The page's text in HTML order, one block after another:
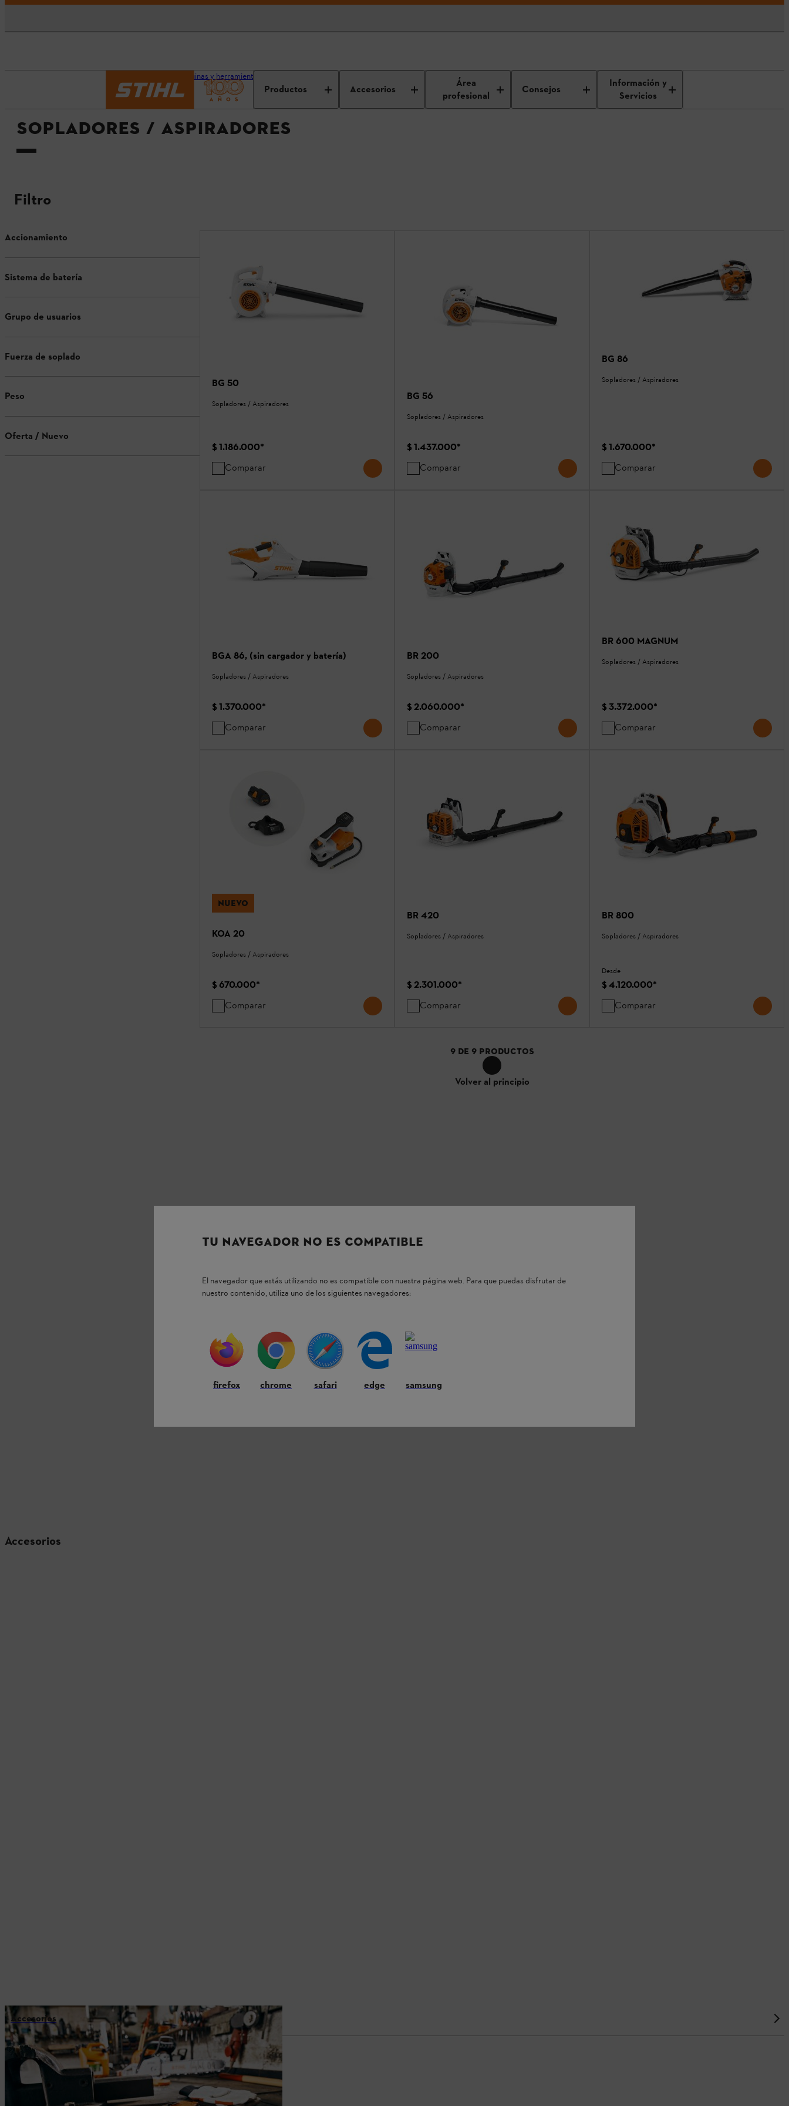
Productos Accesorios
Área
profesional
Consejos
Información y
Servicios
Máquinas y herramientas
SOPLADORES / ASPIRADORES
Filtro
Accionamiento
Sistema de batería
Grupo de usuarios
Fuerza de soplado
Peso
Oferta / Nuevo
BG 50
Sopladores / Aspiradores
$ 1.186.000*
Comparar
BG 56
Sopladores / Aspiradores
$ 1.437.000*
Comparar
BG 86
Sopladores / Aspiradores
$ 1.670.000*
Comparar
BGA 86, (sin cargador y batería)
Sopladores / Aspiradores
$ 1.370.000*
Comparar
BR 200
Sopladores / Aspiradores
$ 2.060.000*
Comparar
BR 600 MAGNUM
Sopladores / Aspiradores
$ 3.372.000*
Comparar
NUEVO
KOA 20
Sopladores / Aspiradores
$ 670.000*
Comparar
BR 420
Sopladores / Aspiradores
$ 2.301.000*
Comparar
BR 800
Sopladores / Aspiradores
Desde
$ 4.120.000*
Comparar
9 DE 9 PRODUCTOS
Volver al principio
Accesorios
Accesorios
TU NAVEGADOR NO ES COMPATIBLE
El navegador que estás utilizando no es compatible con nuestra página web. Para que puedas disfrutar de
nuestro contenido, utiliza uno de los siguientes navegadores:
firefox chrome safari edge samsung